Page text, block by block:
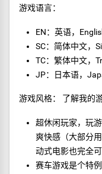
游戏语言：
EN：英语，
SC：简体中文，
TC：繁体中文，
JP：日本语，
游戏风格： 了解我的
超休闲玩家，玩
爽快感（大部分
动式电影也完全
赛车游戏是个特